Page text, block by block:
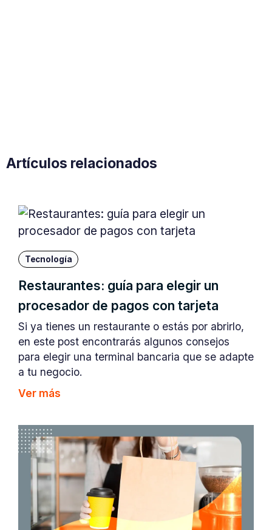
Artículos relacionados
Tecnología
Restaurantes: guía para elegir un
procesador de pagos con tarjeta
Si ya tienes un restaurante o estás por abrirlo,
en este post encontrarás algunos consejos
para elegir una terminal bancaria que se adapte
a tu negocio.
Ver más